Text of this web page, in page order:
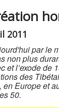
2011
par le
non plus
l’exode de
des
Europe et
50.